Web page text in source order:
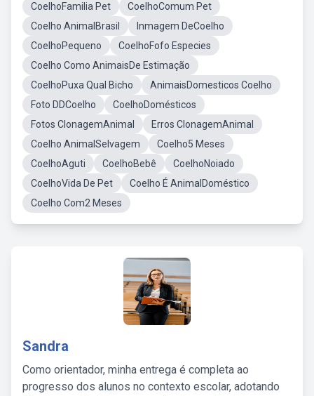
CoelhoFamilia Pet
CoelhoComum Pet
Coelho AnimalBrasil
Inmagem DeCoelho
CoelhoPequeno
CoelhoFofo Especies
Coelho Como AnimaisDe Estimação
CoelhoPuxa Qual Bicho
AnimaisDomesticos Coelho
Foto DDCoelho
CoelhoDomésticos
Fotos ClonagemAnimal
Erros ClonagemAnimal
Coelho AnimalSelvagem
Coelho5 Meses
CoelhoAguti
CoelhoBebê
CoelhoNoiado
CoelhoVida De Pet
Coelho É AnimalDoméstico
Coelho Com2 Meses
Sandra
Como orientador, minha entrega é completa ao
progresso dos alunos no contexto escolar, adotando